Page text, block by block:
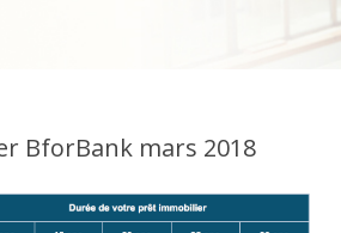
BforBank mars 2018